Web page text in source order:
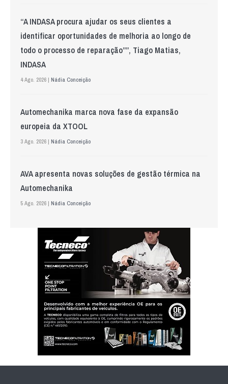
“A INDASA procura ajudar os seus clientes a
identificar oportunidades de melhoria ao longo de
todo o processo de reparação””, Tiago Matias,
INDASA
4 Ago. 2026 | Nádia Conceição
Automechanika marca nova fase da expansão
europeia da XTOOL
3 Ago. 2026 | Nádia Conceição
AVA apresenta novas soluções de gestão térmica na
Automechanika
5 Ago. 2026 | Nádia Conceição